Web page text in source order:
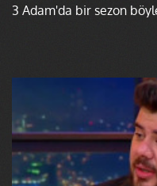
3 Adam'da bir sezon